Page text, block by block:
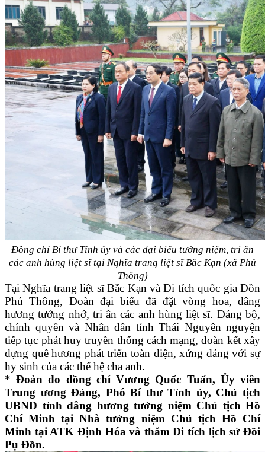
Đồng chí Bí thư Tỉnh ủy và các đại biểu tưởng niệm, tri ân
các anh hùng liệt sĩ tại Nghĩa trang liệt sĩ Bắc Kạn (xã Phủ
Thông)
Tại Nghĩa trang liệt sĩ Bắc Kạn và Di tích quốc gia Đồn
Phủ Thông, Đoàn đại biểu đã đặt vòng hoa, dâng
hương tưởng nhớ, tri ân các anh hùng liệt sĩ. Đảng bộ,
chính quyền và Nhân dân tỉnh Thái Nguyên nguyện
tiếp tục phát huy truyền thống cách mạng, đoàn kết xây
dựng quê hương phát triển toàn diện, xứng đáng với sự
hy sinh của các thế hệ cha anh.
* Đoàn do đồng chí Vương Quốc Tuấn, Ủy viên
Trung ương Đảng, Phó Bí thư Tỉnh ủy, Chủ tịch
UBND tỉnh dâng hương tưởng niệm Chủ tịch Hồ
Chí Minh tại Nhà tưởng niệm Chủ tịch Hồ Chí
Minh tại ATK Định Hóa và thăm Di tích lịch sử Đồi
Pụ Đồn.